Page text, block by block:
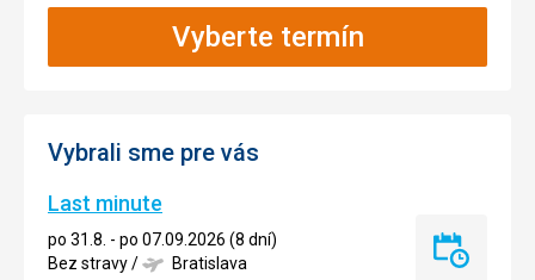
Vyberte termín
Vybrali sme pre vás
Last minute
po 31.8. - po 07.09.2026 (8 dní)
Bez stravy/ Bratislava
Last